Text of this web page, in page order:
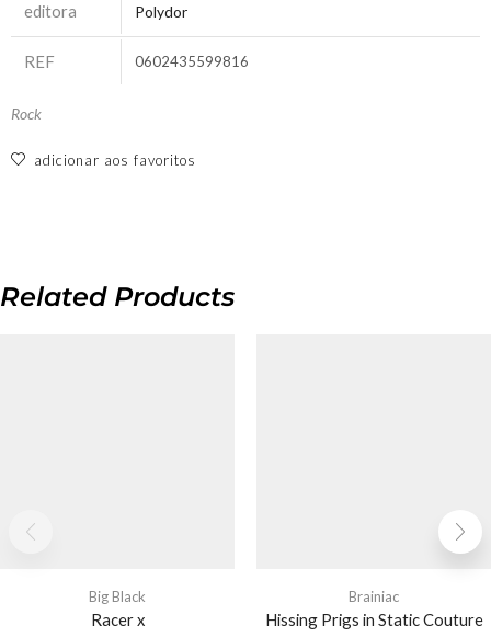
editora Polydor
REF 0602435599816
Rock
adicionar aos favoritos
Related Products
Big Black
Racer x
Brainiac
Hissing Prigs in Static Couture